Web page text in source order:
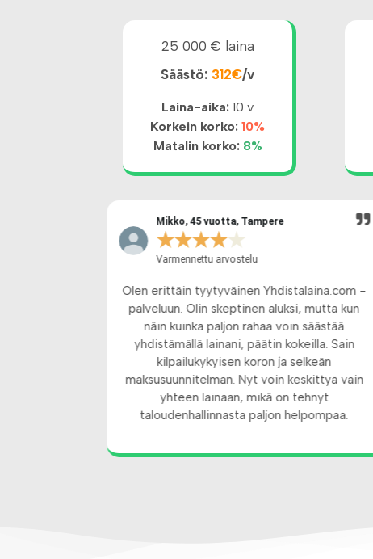
25 000 € laina
Säästö: 312€/v
Laina-aika: 10 v
Korkein korko: 10%
Matalin korko: 8%
Mikko, 45 vuotta, Tampere
★★★★★
Varmennettu arvostelu
Olen erittäin tyytyväinen Yhdistalaina.com -
palveluun. Olin skeptinen aluksi, mutta kun
näin kuinka paljon rahaa voin säästää
yhdistämällä lainani, päätin kokeilla. Sain
kilpailukykyisen koron ja selkeän
maksusuunnitelman. Nyt voin keskittyä vain
yhteen lainaan, mikä on tehnyt
taloudenhallinnasta paljon helpompaa.